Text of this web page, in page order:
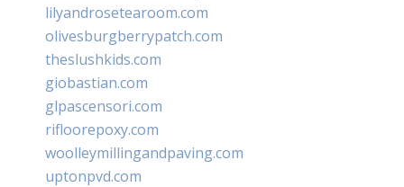
lilyandrosetearoom.com
olivesburgberrypatch.com
theslushkids.com
giobastian.com
glpascensori.com
rifloorepoxy.com
woolleymillingandpaving.com
uptonpvd.com